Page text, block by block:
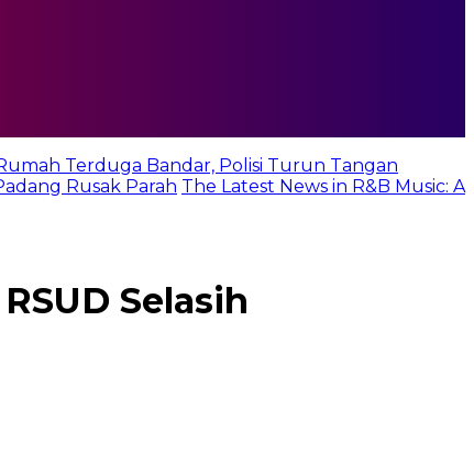
Terduga Bandar, Polisi Turun Tangan
Rusak Parah The Latest News in R&B Music: A
Selasih